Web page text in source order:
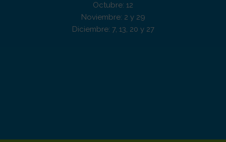
Octubre: 12
Noviembre: 2 y 29
Diciembre: 7, 13, 20 y 27